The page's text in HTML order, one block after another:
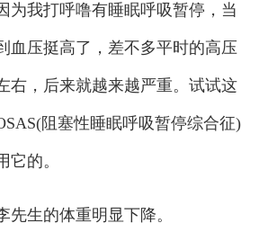
为我打呼噜有睡眠呼吸暂停，当
血压挺高了，差不多平时的高压
右，后来就越来越严重。试试这
阻塞性睡眠呼吸暂停综合征)
它的。
生的体重明显下降。